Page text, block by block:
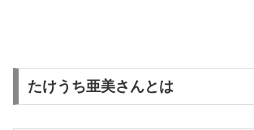
たけうち亜美さんとは